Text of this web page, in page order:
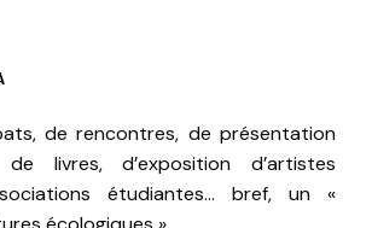
de rencontres, de présentation
livres, d’exposition d’artistes
étudiantes… bref, un «